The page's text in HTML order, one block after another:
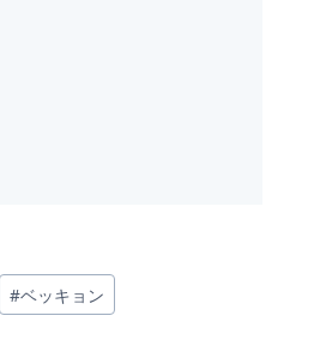
#ベッキョン